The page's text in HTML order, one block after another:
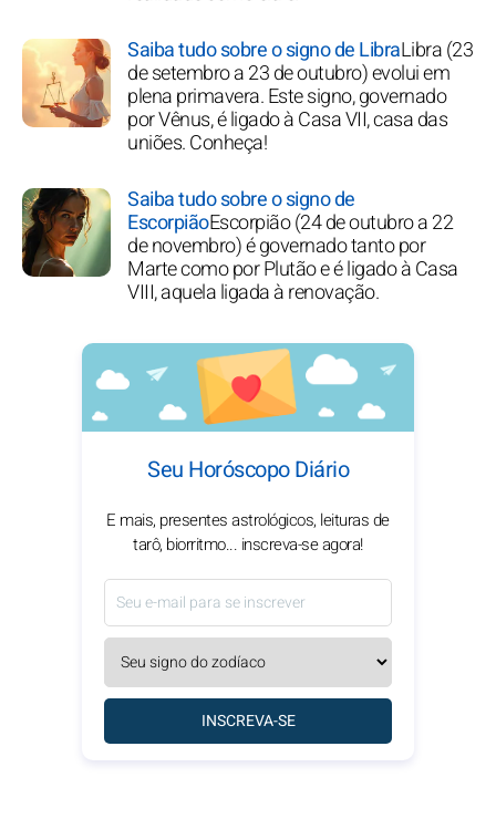
Saiba tudo sobre o signo de LibraLibra (23
de setembro a 23 de outubro) evolui em
plena primavera. Este signo, governado
por Vênus, é ligado à Casa VII, casa das
uniões. Conheça!
Saiba tudo sobre o signo de
EscorpiãoEscorpião (24 de outubro a 22
de novembro) é governado tanto por
Marte como por Plutão e é ligado à Casa
VIII, aquela ligada à renovação.
Seu Horóscopo Diário
E mais, presentes astrológicos, leituras de
tarô, biorritmo... inscreva-se agora!
INSCREVA-SE